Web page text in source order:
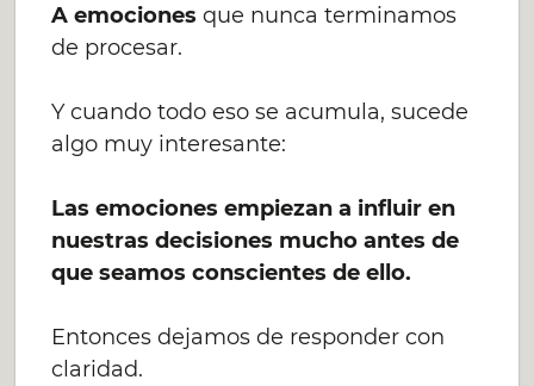
A emocionesque nunca terminamos
de procesar.
Y cuando todo eso se acumula, sucede
algo muy interesante:
Las emociones empiezan a influir en
nuestras decisiones mucho antes de
que seamos conscientes de ello.
Entonces dejamos de responder con
claridad.